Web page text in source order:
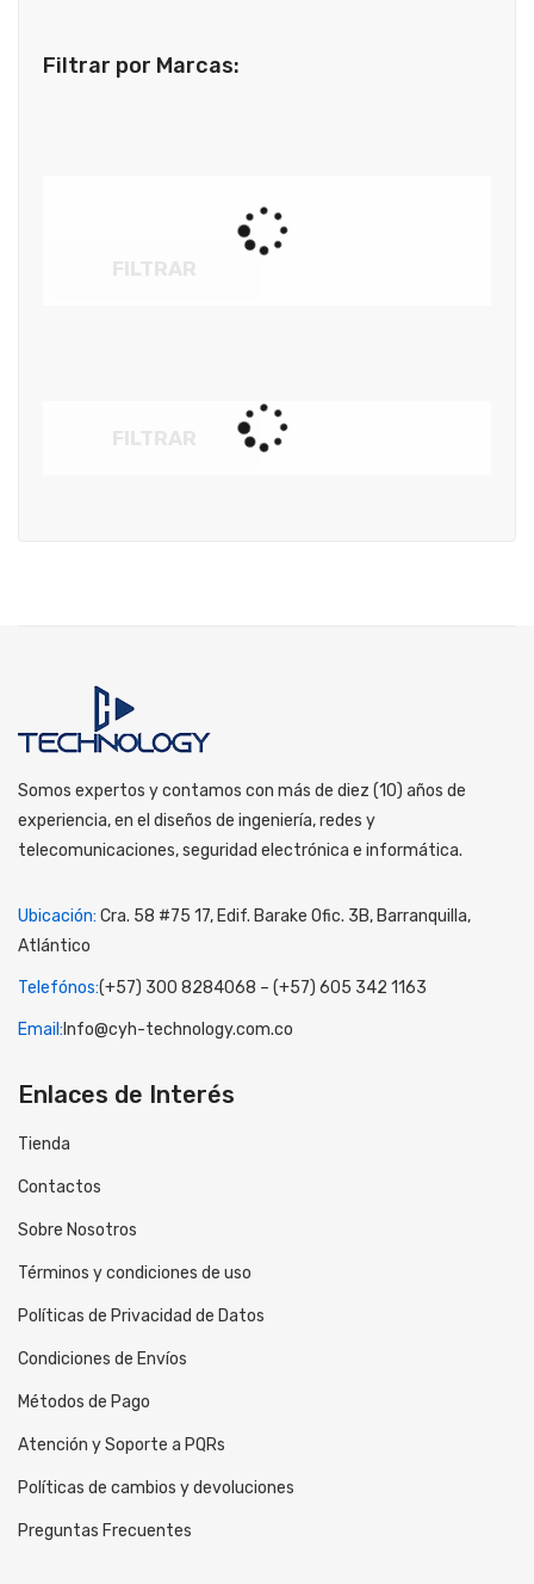
Filtrar por Marcas:
Somos expertos y contamos con más de diez (10) años de
experiencia, en el diseños de ingeniería, redes y
telecomunicaciones, seguridad electrónica e informática.
Ubicación: Cra. 58 #75 17, Edif. Barake Ofic. 3B, Barranquilla,
Atlántico
Telefónos:(+57) 300 8284068 – (+57) 605 342 1163
Email: Info@cyh-technology.com.co
Enlaces de Interés
Tienda
Contactos
Sobre Nosotros
Términos y condiciones de uso
Políticas de Privacidad de Datos
Condiciones de Envíos
Métodos de Pago
Atención y Soporte a PQRs
Políticas de cambios y devoluciones
Preguntas Frecuentes